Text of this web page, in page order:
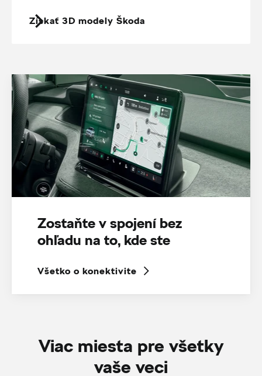
Získať 3D modely Škoda
Zostaňte v spojení bez
ohľadu na to, kde ste
Všetko o konektivite
Viac miesta pre všetky
vaše veci